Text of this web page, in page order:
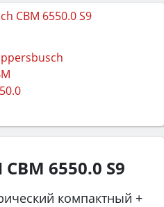
CBM 6550.0 S9
компактный +